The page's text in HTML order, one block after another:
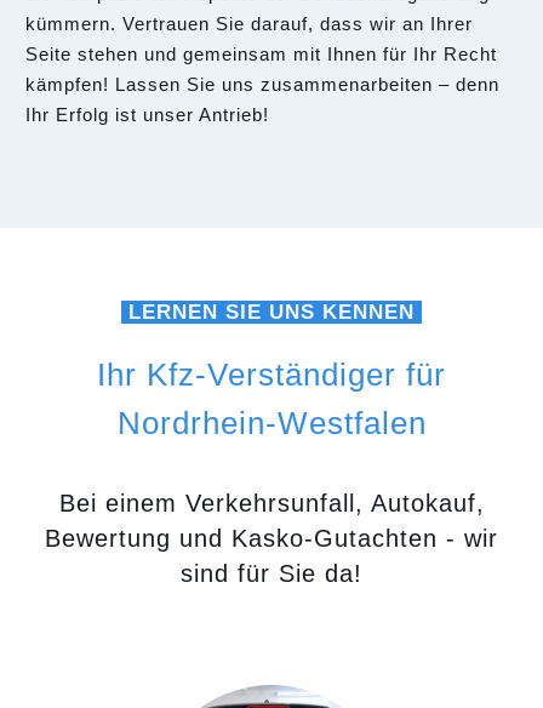
kümmern. Vertrauen Sie darauf, dass wir an Ihrer
Seite stehen und gemeinsam mit Ihnen für Ihr Recht
kämpfen! Lassen Sie uns zusammenarbeiten – denn
Ihr Erfolg ist unser Antrieb!
LERNEN SIE UNS KENNEN
Ihr Kfz-Verständiger für
Nordrhein-Westfalen
Bei einem Verkehrsunfall, Autokauf,
Bewertung und Kasko-Gutachten - wir
sind für Sie da!